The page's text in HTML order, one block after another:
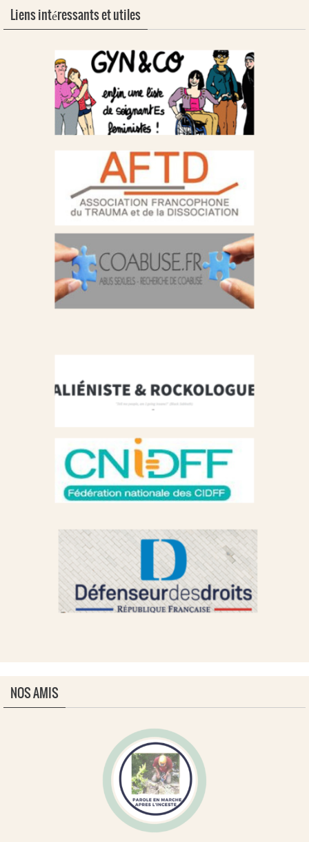
Liens intéressants et utiles
NOS AMIS